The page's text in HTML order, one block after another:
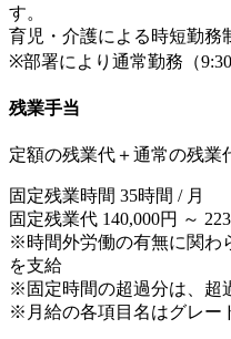
す。
育児・介護による時短勤務
※部署により通常勤務（
残業手当
定額の残業代＋通常の残業
固定残業時間 35時間 / 月
固定残業代 140,000円 ～
※時間外労働の有無に関わ
を支給
※固定時間の超過分は、超
※月給の各項目名はグレー